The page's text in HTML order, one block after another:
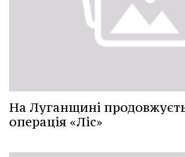
На Луганщині
операція «Ліс»